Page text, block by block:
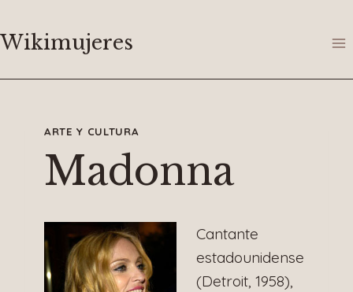
al
Wikimujeres
ARTE Y CULTURA
Madonna
Cantante
estadounidense
(Detroit, 1958),